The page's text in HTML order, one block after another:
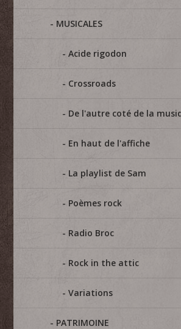
MUSICALES
Acide rigodon
Crossroads
De l'autre coté de la
En haut de l'affiche
La playlist de Sam
Poèmes rock
Radio Broc
Rock in the attic
Variations
PATRIMOINE